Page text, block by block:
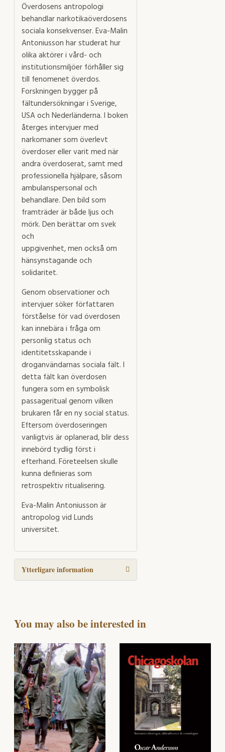
Överdosens antropologi
behandlar narkotikaöverdosens
sociala konsekvenser. Eva-Malin
Antoniusson har studerat hur
olika aktörer i vård- och
institutionsmiljöer förhåller sig
till fenomenet överdos.
Forskningen bygger på
fältundersökningar i Sverige,
USA och Nederländerna. I boken
återges intervjuer med
narkomaner som överlevt
överdoser eller varit med när
andra överdoserat, samt med
professionella hjälpare, såsom
ambulanspersonal och
behandlare. Den bild som
framträder är både ljus och
mörk. Den berättar om svek
och
uppgivenhet, men också om
hänsynstagande och
solidaritet.
Genom observationer och
intervjuer söker författaren
förståelse för vad överdosen
kan innebära i fråga om
personlig status och
identitetsskapande i
droganvändarnas sociala fält. I
detta fält kan överdosen
fungera som en symbolisk
passageritual genom vilken
brukaren får en ny social status.
Eftersom överdoseringen
vanligtvis är oplanerad, blir dess
innebörd tydlig först i
efterhand. Företeelsen skulle
kunna definieras som
retrospektiv ritualisering.
Eva-Malin Antoniusson är
antropolog vid Lunds
universitet.
Ytterligare information
You may also be interested in